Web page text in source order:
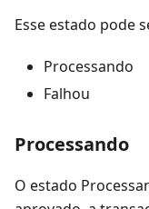
Esse estado pode
Processando
Falhou
Processando
O estado